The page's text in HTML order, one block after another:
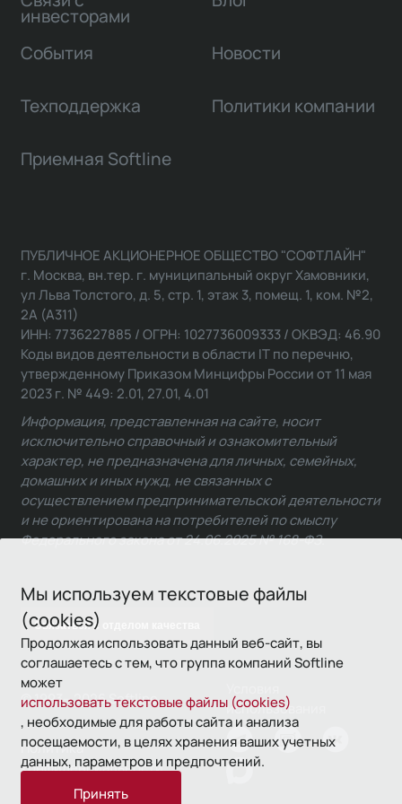
Мы используем текстовые файлы
(cookies)
Продолжая использовать данный веб-сайт, вы
соглашаетесь с тем, что группа компаний Softline
может
использовать текстовые файлы (cookies)
, необходимые для работы сайта и анализа
посещаемости, в целях хранения ваших учетных
данных, параметров и предпочтений.
Принять
инвесторами
События Новости
Техподдержка Политики компании
Приемная Softline
Связаться с отделом качества
ПУБЛИЧНОЕ АКЦИОНЕРНОЕ ОБЩЕСТВО "СОФТЛАЙН"
г. Москва, вн.тер. г. муниципальный округ Хамовники,
ул Льва Толстого, д. 5, стр. 1, этаж 3, помещ. 1, ком. №2,
2А (А311)
ИНН: 7736227885 / ОГРН: 1027736009333 / ОКВЭД: 46.90
Коды видов деятельности в области IT по перечню,
утвержденному Приказом Минцифры России от 11 мая
2023 г. № 449: 2.01, 27.01, 4.01
Информация, представленная на сайте, носит
исключительно справочный и ознакомительный
характер, не предназначена для личных, семейных,
домашних и иных нужд, не связанных с
осуществлением предпринимательской деятельности
и не ориентирована на потребителей по смыслу
Федерального закона от 24.06.2025 № 168-ФЗ.
© 1993—2026 Softline
использования
Политика
конфиденциальности